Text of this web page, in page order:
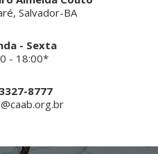
Salvador-BA
- Sexta
- 18:00*
8777